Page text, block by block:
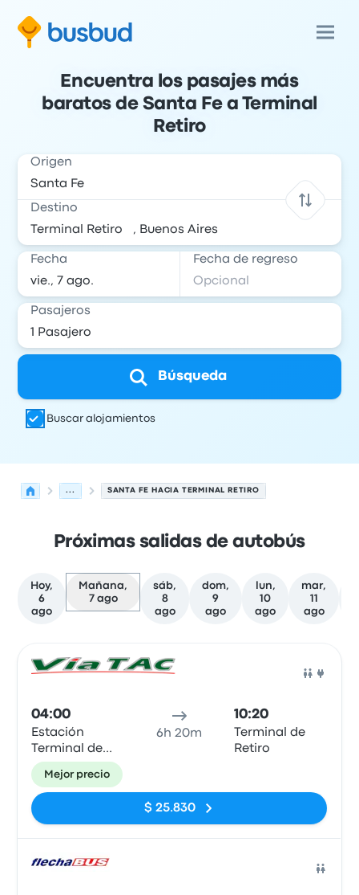
Encuentra los pasajes más
baratos de Santa Fe a Terminal
Retiro
Origen
Destino
Fecha Fecha de regreso
Pasajeros
Búsqueda
Buscar alojamientos
... SANTA FE HACIA TERMINAL RETIRO
Próximas salidas de autobús
Hoy,
6
ago
Mañana,
7 ago
sáb,
8
ago
dom,
9
ago
lun,
10
ago
mar,
11
ago
04:00
Estación
Terminal de
Ómnibius,
Santa Fe
6h 20m
10:20
Terminal de
Retiro
Mejor precio
$ 25.830